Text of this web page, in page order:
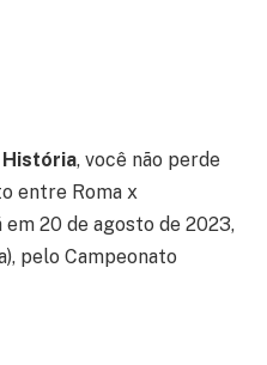
História, você não perde
entre Roma x
20 de agosto de 2023,
pelo Campeonato